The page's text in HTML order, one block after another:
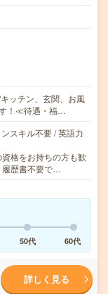
ッチン、玄関、お風
す！≪待遇・福…
スキル不要 / 英語力
格をお持ちの方も歓
履歴書不要で…
50代 60代
詳しく見る